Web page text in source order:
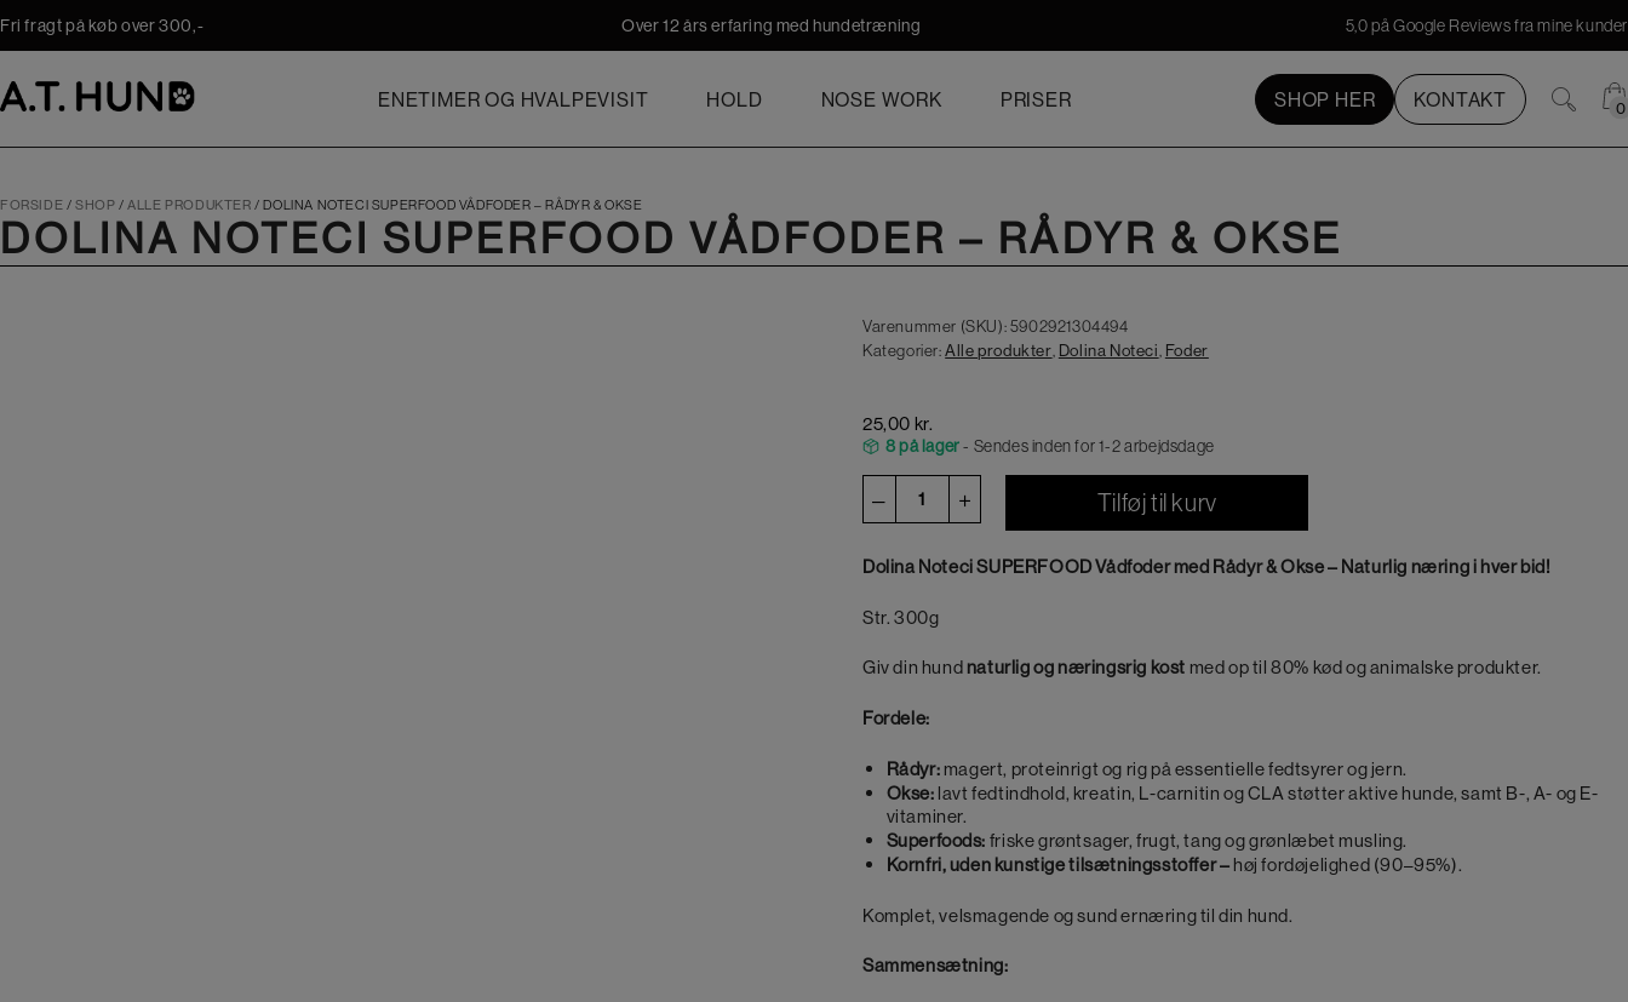
til
indholdet
Fri fragt på køb over 300,- Over 12 års erfaring med hundetræning 5,0 på Google Reviews fra mine kunder
ENETIMER OG HVALPEVISIT HOLD NOSE WORK PRISER SHOP HER KONTAKT 0
0
FORSIDE /SHOP /ALLE PRODUKTER /DOLINA NOTECI SUPERFOOD VÅDFODER – RÅDYR & OKSE
DOLINA NOTECI SUPERFOOD VÅDFODER – RÅDYR & OKSE
Varenummer (SKU):5902921304494
Kategorier:Alle produkter, Dolina Noteci, Foder
25,00 kr.
8 på lager- Sendes inden for 1-2 arbejdsdage
–
Vådfoder
Rådyr
Okse
+ Tilføj til kurv
Dolina Noteci SUPERFOOD Vådfoder med Rådyr & Okse – Naturlig næring i hver bid!
Str. 300g
Giv din hund naturlig og næringsrig kost med op til 80% kød og animalske produkter.
Fordele:
Rådyr: magert, proteinrigt og rig på essentielle fedtsyrer og jern.
Okse: lavt fedtindhold, kreatin, L-carnitin og CLA støtter aktive hunde, samt B-, A- og E-
vitaminer.
Superfoods: friske grøntsager, frugt, tang og grønlæbet musling.
Kornfri, uden kunstige tilsætningsstoffer – høj fordøjelighed (90–95%).
Komplet, velsmagende og sund ernæring til din hund.
Sammensætning: